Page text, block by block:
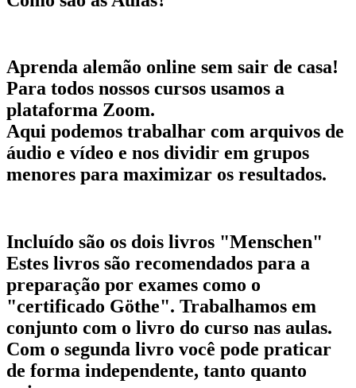
Aprenda alemão online sem sair de casa!
Para todos nossos cursos usamos a
plataforma Zoom.
Aqui podemos trabalhar com arquivos de
áudio e vídeo e nos dividir em grupos
menores para maximizar os resultados.
Incluído são os dois livros "Menschen"
Estes livros são recomendados para a
preparação por exames como o
"certificado Göthe". Trabalhamos em
conjunto com o livro do curso nas aulas.
Com o segunda livro você pode praticar
de forma independente, tanto quanto